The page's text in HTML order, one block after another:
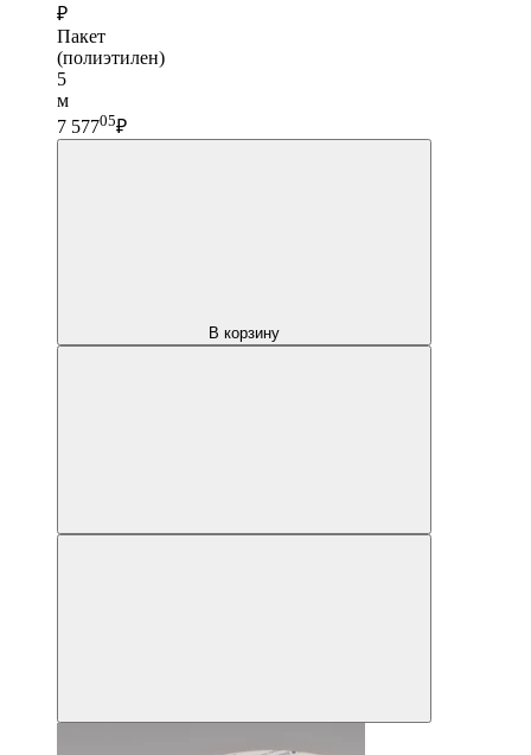
₽
Пакет
(полиэтилен)
5
м
7 57705₽
В корзину